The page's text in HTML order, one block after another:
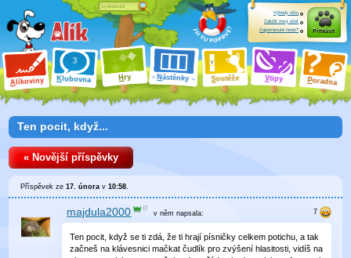
Alíkoviny Klubovna Hry Nástěnky Soutěže Vtipy Poradna
Výhody účtu
Založit nový účet
Zapomenuté heslo?
Přihlásit
Ten pocit, když...
« Novější příspěvky
Příspěvek ze17. února v10:58.
majdula2000 v něm napsala:
Ten pocit, když se ti zdá, že ti hrají písničky celkem potichu, a tak
začneš na klávesnici mačkat čudlík pro zvýšení hlasitosti, vidíš na